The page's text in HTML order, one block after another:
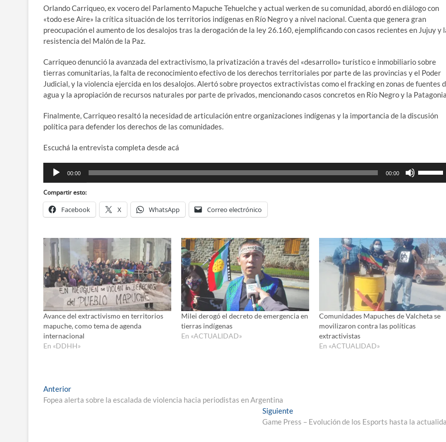
Orlando Carriqueo, ex vocero del Parlamento Mapuche Tehuelche y actual werken de su comunidad, abordó en diálogo con
«todo ese Aire» la crítica situación de los territorios indígenas en Río Negro y a nivel nacional.Cuenta que genera gran
preocupación el aumento de los desalojos tras la derogación de la ley 26.160, ejemplificando con casos recientes en Jujuy y
resistencia del Malón de la Paz.
Carriqueo denunció la avanzada del extractivismo, la privatización a través del «desarrollo» turístico e inmobiliario sobre
tierras comunitarias, la falta de reconocimiento efectivo de los derechos territoriales por parte de las provincias y el Poder
Judicial, y la violencia ejercida en los desalojos. Alertó sobre proyectos extractivistas como el fracking en zonas de fuentes
agua y la apropiación de recursos naturales por parte de privados, mencionando casos concretos en Río Negro y la
Finalmente, Carriqueo resaltó la necesidad de articulación entre organizaciones indígenas y la importancia de la discusión
política para defender los derechos de las comunidades.
Escuchá la entrevista completa desde acá
Reproductor
audio
00:00 00:00
o
el
volumen.
Compartir esto:
Facebook X WhatsApp Correo electrónico
Avance del extractivismo en territorios
mapuche, como tema de agenda
internacional
En «DDHH»
Milei derogó el decreto de emergencia en
tierras indígenas
En «ACTUALIDAD»
Comunidades Mapuches de Valcheta se
movilizaron contra las políticas
extractivistas
En «ACTUALIDAD»
Navegación
de
AnteriorEntrada
anterior:
Fopea alerta sobre la escalada de violencia hacia periodistas en Argentina
SiguienteEntrada
siguiente:
Game Press – Evolución de los Esports hasta la